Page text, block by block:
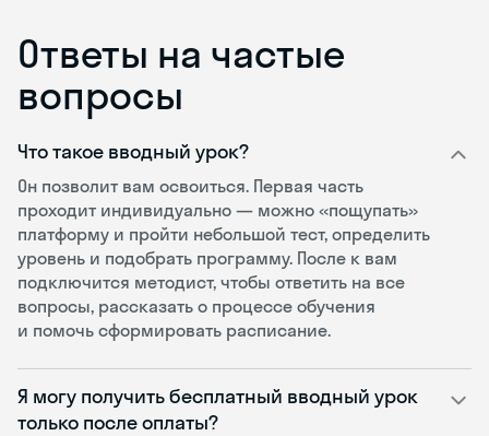
Ответы на частые
вопросы
Что такое вводный урок?
Он позволит вам освоиться. Первая часть
проходит индивидуально — можно «пощупать»
платформу и пройти небольшой тест, определить
уровень и подобрать программу. После к вам
подключится методист, чтобы ответить на все
вопросы, рассказать о процессе обучения
и помочь сформировать расписание.
Я могу получить бесплатный вводный урок
только после оплаты?